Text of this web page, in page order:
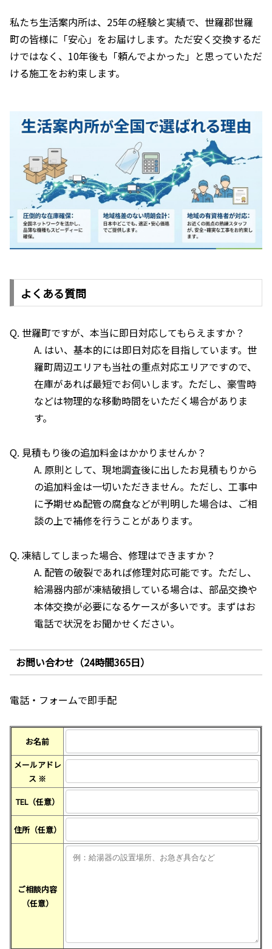
私たち生活案内所は、25年の経験と実績で、世羅郡世羅
町の皆様に「安心」をお届けします。ただ安く交換するだ
けではなく、10年後も「頼んでよかった」と思っていただ
ける施工をお約束します。
よくある質問
Q. 世羅町ですが、本当に即日対応してもらえますか？
A. はい、基本的には即日対応を目指しています。世
羅町周辺エリアも当社の重点対応エリアですので、
在庫があれば最短でお伺いします。ただし、豪雪時
などは物理的な移動時間をいただく場合がありま
す。
Q. 見積もり後の追加料金はかかりませんか？
A. 原則として、現地調査後に出したお見積もりから
の追加料金は一切いただきません。ただし、工事中
に予期せぬ配管の腐食などが判明した場合は、ご相
談の上で補修を行うことがあります。
Q. 凍結してしまった場合、修理はできますか？
A. 配管の破裂であれば修理対応可能です。ただし、
給湯器内部が凍結破損している場合は、部品交換や
本体交換が必要になるケースが多いです。まずはお
電話で状況をお聞かせください。
お問い合わせ（24時間365日）
電話・フォームで即手配
お名前
メールアドレ
ス ※
TEL（任意）
住所（任意）
ご相談内容
（任意）